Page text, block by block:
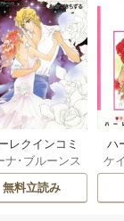
レクインコミ
ス セット 202
vol.1063 1巻
ナ･ブルーンス
おつきちずる
ッカ･ヨーク
無料立読み
ハ
ッ
ケ